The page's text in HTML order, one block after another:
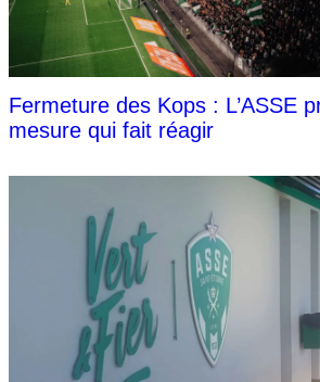
Fermeture des Kops : L’ASSE
mesure qui fait réagir